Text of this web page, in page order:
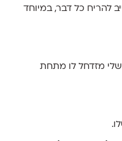
להריח כל דבר, במיוחד
מזדחל לו מתחת